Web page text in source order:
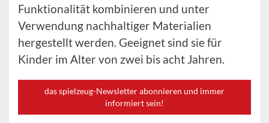
Funktionalität kombinieren und unter
Verwendung nachhaltiger Materialien
hergestellt werden. Geeignet sind sie für
Kinder im Alter von zwei bis acht Jahren.
das spielzeug-Newsletter abonnieren und immer
informiert sein!